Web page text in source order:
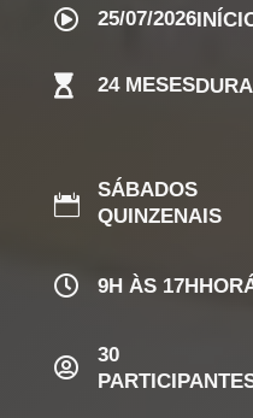
 25/07/2026
 24 MESES

SÁBADOS
QUINZENAIS
 9H ÀS 17H

30